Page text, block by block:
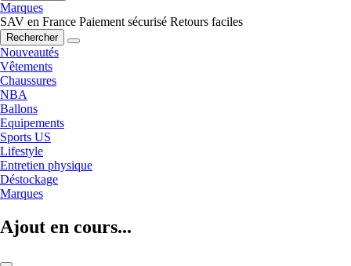
Marques
SAV en France Paiement sécurisé Retours faciles
Rechercher
Nouveautés
Vêtements
Chaussures
NBA
Ballons
Equipements
Sports US
Lifestyle
Entretien physique
Déstockage
Marques
Ajout en cours...